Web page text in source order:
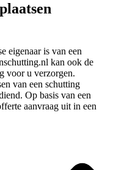
eigenaar is van een
kan ook de
voor u verzorgen.
van een schutting
Op basis van een
aanvraag uit in een